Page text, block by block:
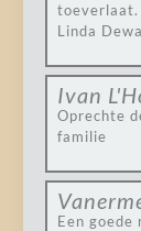
toeverlaat.
Linda
Ivan
Oprechte
familie
Een goede